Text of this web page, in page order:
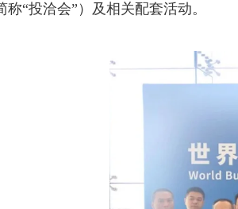
称“投洽会”）及相关配套活动。